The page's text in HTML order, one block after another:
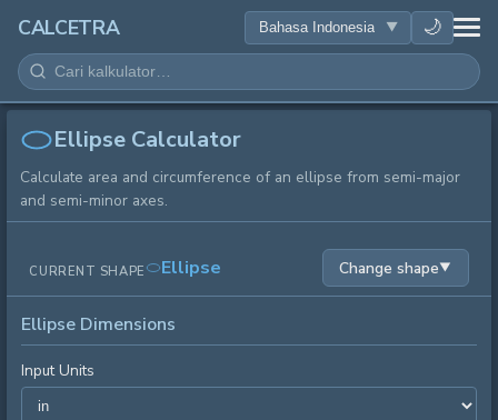
CALCETRA 🌙
MATEMATIKA
KONVERSI
SAINS
SEHARI-HARI
ALAT LAINNYA
Ellipse Calculator
Calculate area and circumference of an ellipse from semi-major
and semi-minor axes.
CURRENT SHAPE Ellipse Change shape▼
Ellipse Dimensions
Input Units